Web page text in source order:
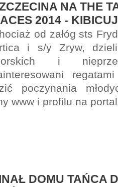
NA THE
2014 -
od załóg sts
i s/y Zryw,
i
poczynania
www i profilu na
DOMU TAŃCA